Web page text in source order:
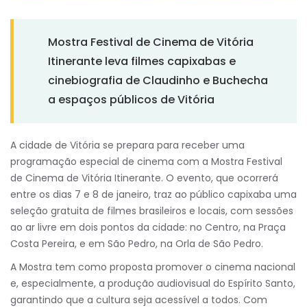
Mostra Festival de Cinema de Vitória
Itinerante leva filmes capixabas e
cinebiografia de Claudinho e Buchecha
a espaços públicos de Vitória
A cidade de Vitória se prepara para receber uma
programação especial de cinema com a Mostra Festival
de Cinema de Vitória Itinerante. O evento, que ocorrerá
entre os dias 7 e 8 de janeiro, traz ao público capixaba uma
seleção gratuita de filmes brasileiros e locais, com sessões
ao ar livre em dois pontos da cidade: no Centro, na Praça
Costa Pereira, e em São Pedro, na Orla de São Pedro.
A Mostra tem como proposta promover o cinema nacional
e, especialmente, a produção audiovisual do Espírito Santo,
garantindo que a cultura seja acessível a todos. Com